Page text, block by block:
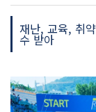
재난, 교육, 취
수 받아